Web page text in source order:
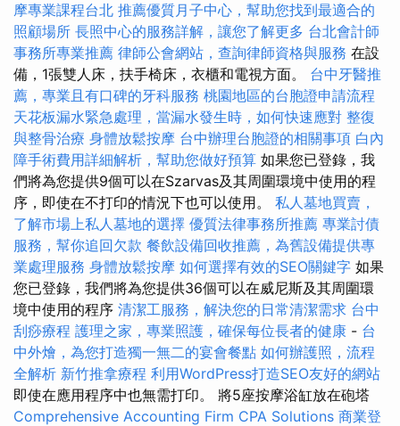
摩專業課程台北 推薦優質月子中心，幫助您找到最適合的
照顧場所 長照中心的服務詳解，讓您了解更多 台北會計師
事務所專業推薦 律師公會網站，查詢律師資格與服務 在設
備，1張雙人床，扶手椅床，衣櫃和電視方面。 台中牙醫推
薦，專業且有口碑的牙科服務 桃園地區的台胞證申請流程
天花板漏水緊急處理，當漏水發生時，如何快速應對 整復
與整骨治療 身體放鬆按摩 台中辦理台胞證的相關事項 白內
障手術費用詳細解析，幫助您做好預算 如果您已登錄，我
們將為您提供9個可以在Szarvas及其周圍環境中使用的程
序，即使在不打印的情況下也可以使用。 私人墓地買賣，
了解市場上私人墓地的選擇 優質法律事務所推薦 專業討債
服務，幫你追回欠款 餐飲設備回收推薦，為舊設備提供專
業處理服務 身體放鬆按摩 如何選擇有效的SEO關鍵字 如果
您已登錄，我們將為您提供36個可以在威尼斯及其周圍環
境中使用的程序 清潔工服務，解決您的日常清潔需求 台中
刮痧療程 護理之家，專業照護，確保每位長者的健康 - 台
中外燴，為您打造獨一無二的宴會餐點 如何辦護照，流程
全解析 新竹推拿療程 利用WordPress打造SEO友好的網站
即使在應用程序中也無需打印。 將5座按摩浴缸放在砲塔
Comprehensive Accounting Firm CPA Solutions 商業登